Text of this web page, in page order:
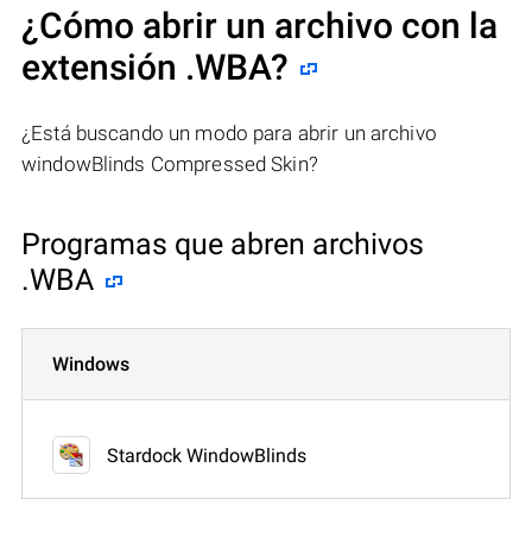
¿Cómo abrir un archivo con la
extensión .WBA?
¿Está buscando un modo para abrir un archivo
windowBlinds Compressed Skin?
Programas que abren archivos
.WBA
Windows
Stardock WindowBlinds